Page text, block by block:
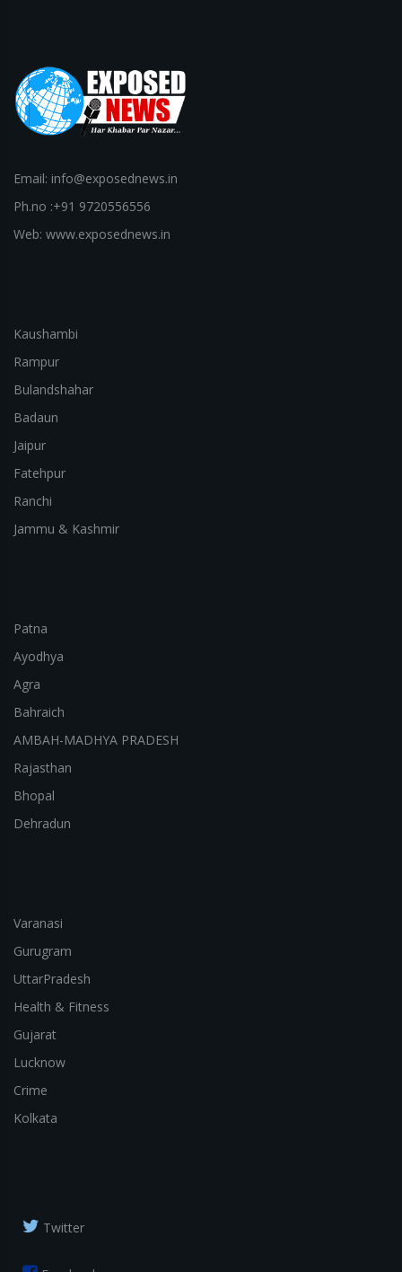
Email: info@exposednews.in
Ph.no :+91 9720556556
Web: www.exposednews.in
Kaushambi
Rampur
Bulandshahar
Badaun
Jaipur
Fatehpur
Ranchi
Jammu & Kashmir
Patna
Ayodhya
Agra
Bahraich
AMBAH-MADHYA PRADESH
Rajasthan
Bhopal
Dehradun
Varanasi
Gurugram
UttarPradesh
Health & Fitness
Gujarat
Lucknow
Crime
Kolkata
Twitter